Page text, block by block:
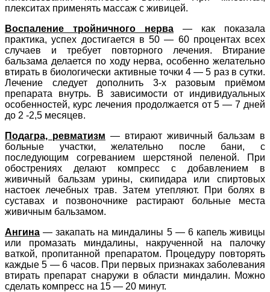
плекситах применять массаж с живицей.
Воспаление тройничного нерва
— как показала
практика, успех достигается в 50 — 60 процентах всех
случаев и требует повторного лечения. Втирание
бальзама делается по ходу нерва, особенно желательно
втирать в биологически активные точки 4 — 5 раз в сутки.
Лечение следует дополнить 3-х разовым приёмом
препарата внутрь. В зависимости от индивидуальных
особенностей, курс лечения продолжается от 5 — 7 дней
до 2 -2,5 месяцев.
Подагра, ревматизм — втирают живичный бальзам в
больные участки, желательно после бани, с
последующим согреванием шерстяной пеленой. При
обострениях делают компресс с добавлением в
живичный бальзам урины, скипидара или спиртовых
настоек лечебных трав. Затем утепляют. При болях в
суставах и позвоночнике растирают больные места
живичным бальзамом.
Ангина — закапать на миндалины 5 — 6 капель живицы
или промазать миндалины, накрученной на палочку
ваткой, пропитанной препаратом. Процедуру повторять
каждые 5 — 6 часов. При первых признаках заболевания
втирать препарат снаружи в области миндалин. Можно
сделать компресс на 15 — 20 минут.